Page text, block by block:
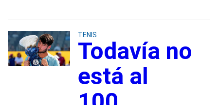
TENIS
Todavía no
está al